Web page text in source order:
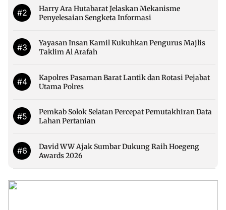
#2
Harry Ara Hutabarat Jelaskan Mekanisme
Penyelesaian Sengketa Informasi
#3
Yayasan Insan Kamil Kukuhkan Pengurus Majlis
Taklim Al Arafah
#4
Kapolres Pasaman Barat Lantik dan Rotasi Pejabat
Utama Polres
#5
Pemkab Solok Selatan Percepat Pemutakhiran Data
Lahan Pertanian
#6
David WW Ajak Sumbar Dukung Raih Hoegeng
Awards 2026